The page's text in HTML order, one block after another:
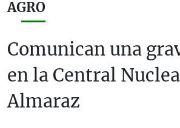
AGRO
Comunican una
en la Central
Almaraz